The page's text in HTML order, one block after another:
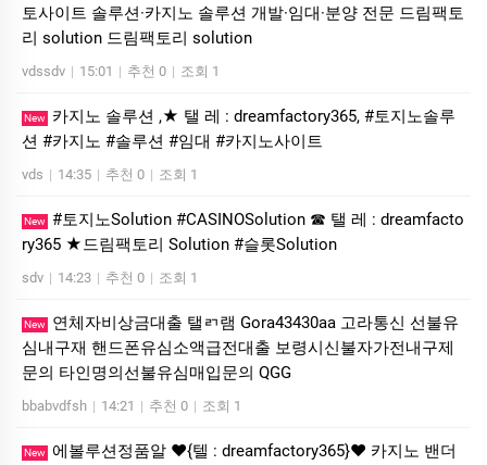
토사이트 솔루션·카지노 솔루션 개발·임대·분양 전문 드림팩토
리 solution 드림팩토리 solution
vdssdv | 15:01 | 추천 0 | 조회 1
New
카지노 솔루션 ,★ 탤 레 : dreamfactory365, #토지노솔루
션 #카지노 #솔루션 #임대 #카지노사이트
vds | 14:35 | 추천 0 | 조회 1
New #토지노Solution #CASINOSolution ☎ 탤 레 : dreamfacto
ry365 ★드림팩토리 Solution #슬­롯Solution
sdv | 14:23 | 추천 0 | 조회 1
New
연체자비상금대출 탤ㄺ램 Gora43430aa 고라통신 선불유
심내구재 핸드폰유심소액급전대출 보령시신불자가전내구제
문의 타인명의선불유심매입문의 QGG
bbabvdfsh | 14:21 | 추천 0 | 조회 1
New 에볼루션정품알 ❤️{텔 : dreamfactory365}❤️ 카지노 밴더